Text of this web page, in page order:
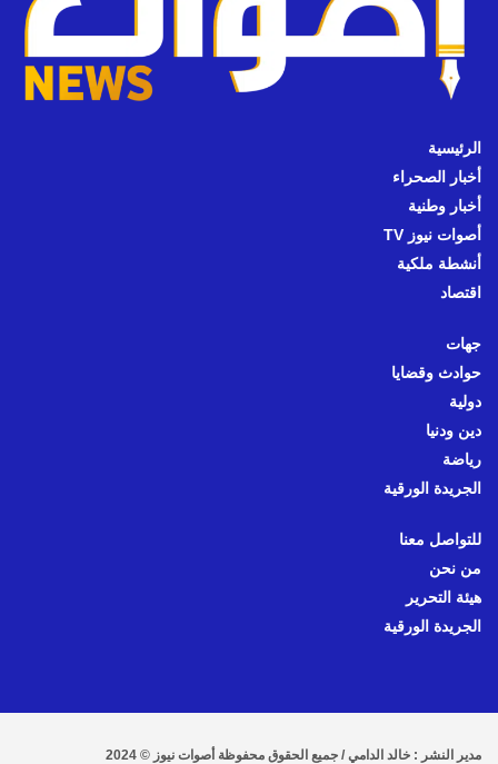
الرئيسية
أخبار الصحراء
أخبار وطنية
أصوات نيوز TV
أنشطة ملكية
اقتصاد
جهات
حوادث وقضايا
دولية
دين ودنيا
رياضة
الجريدة الورقية
للتواصل معنا
من نحن
هيئة التحرير
الجريدة الورقية
مدير النشر : خالد الدامي / جميع الحقوق محفوظة أصوات نيوز © 2024